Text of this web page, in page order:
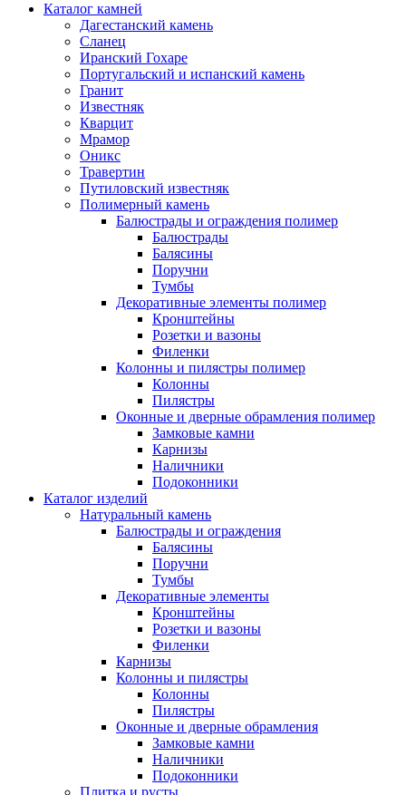
Каталог камней
Дагестанский камень
Сланец
Иранский Гохаре
Португальский и испанский камень
Гранит
Известняк
Кварцит
Мрамор
Оникс
Травертин
Путиловский известняк
Полимерный камень
Балюстрады и ограждения полимер
Балюстрады
Балясины
Поручни
Тумбы
Декоративные элементы полимер
Кронштейны
Розетки и вазоны
Филенки
Колонны и пилястры полимер
Колонны
Пилястры
Оконные и дверные обрамления полимер
Замковые камни
Карнизы
Наличники
Подоконники
Каталог изделий
Натуральный камень
Балюстрады и ограждения
Балясины
Поручни
Тумбы
Декоративные элементы
Кронштейны
Розетки и вазоны
Филенки
Карнизы
Колонны и пилястры
Колонны
Пилястры
Оконные и дверные обрамления
Замковые камни
Наличники
Подоконники
Плитка и русты